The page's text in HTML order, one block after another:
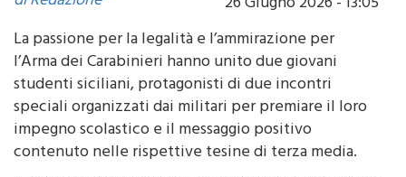
La passione per la legalità e l’ammirazione per
l’Arma dei Carabinieri hanno unito due giovani
studenti siciliani, protagonisti di due incontri
speciali organizzati dai militari per premiare il loro
impegno scolastico e il messaggio positivo
contenuto nelle rispettive tesine di terza media.
A Palermo, il Comando provinciale dei carabinieri ha